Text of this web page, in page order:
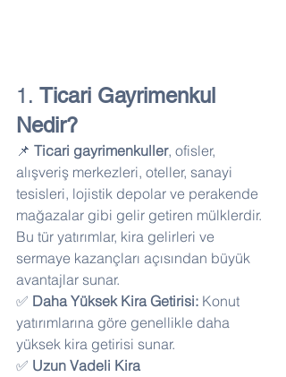
1. Ticari Gayrimenkul
Nedir?
📌 Ticari gayrimenkuller, ofisler,
alışveriş merkezleri, oteller, sanayi
tesisleri, lojistik depolar ve perakende
mağazalar gibi gelir getiren mülklerdir.
Bu tür yatırımlar, kira gelirleri ve
sermaye kazançları açısından büyük
avantajlar sunar.
✅ Daha Yüksek Kira Getirisi: Konut
yatırımlarına göre genellikle daha
yüksek kira getirisi sunar.
✅ Uzun Vadeli Kira